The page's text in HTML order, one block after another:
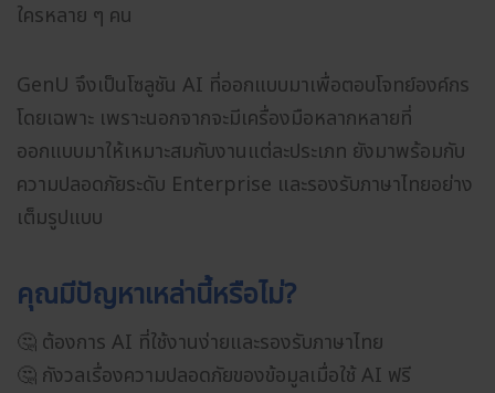
ใครหลาย ๆ คน
GenU จึงเป็นโซลูชัน AI ที่ออกแบบมาเพื่อตอบโจทย์องค์กร
โดยเฉพาะ เพราะนอกจากจะมีเครื่องมือหลากหลายที่
ออกแบบมาให้เหมาะสมกับงานแต่ละประเภท ยังมาพร้อมกับ
ความปลอดภัยระดับ Enterprise และรองรับภาษาไทยอย่าง
เต็มรูปแบบ
คุณมีปัญหาเหล่านี้หรือไม่?
🤔 ต้องการ AI ที่ใช้งานง่ายและรองรับภาษาไทย
🤔 กังวลเรื่องความปลอดภัยของข้อมูลเมื่อใช้ AI ฟรี